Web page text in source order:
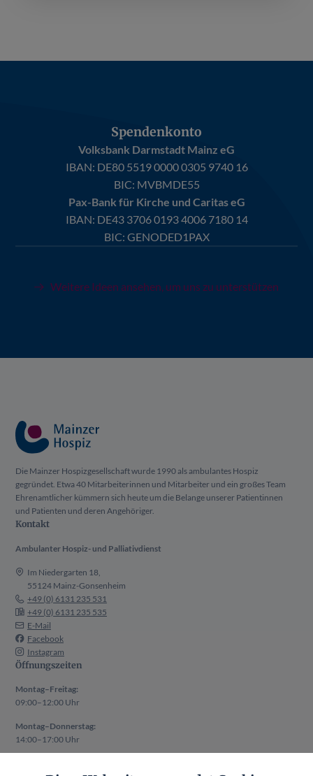
Spendenkonto
Volksbank Darmstadt Mainz eG
IBAN: DE80 5519 0000 0305 9740 16
BIC: MVBMDE55
Pax-Bank für Kirche und Caritas eG
IBAN: DE43 3706 0193 4006 7180 14
BIC: GENODED1PAX
Weitere Ideen ansehen, um uns zu unterstützen
Die Mainzer Hospizgesellschaft wurde 1990 als ambulantes Hospiz
gegründet. Etwa 40 Mitarbeiterinnen und Mitarbeiter und ein großes Team
Ehrenamtlicher kümmern sich heute um die Belange unserer Patientinnen
und Patienten und deren Angehöriger.
Kontakt
Ambulanter Hospiz- und Palliativdienst
Im Niedergarten 18,
55124 Mainz-Gonsenheim
+49 (0) 6131 235 531
+49 (0) 6131 235 535
E-Mail
Facebook
Instagram
Öffnungszeiten
Montag–Freitag:
09:00–12:00 Uhr
Montag–Donnerstag:
14:00–17:00 Uhr